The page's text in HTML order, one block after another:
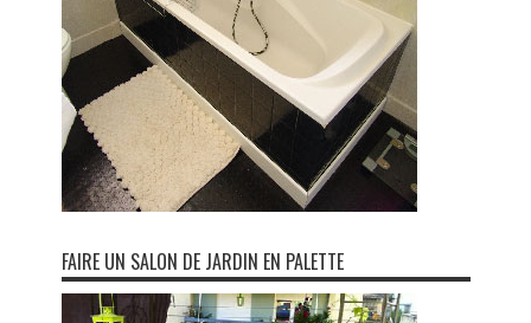
FAIRE UN SALON DE JARDIN EN PALETTE